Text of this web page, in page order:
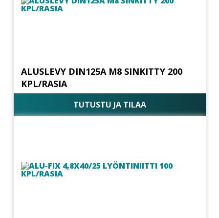
ALUSLEVY DIN125A M8 SINKITTY 200
KPL/RASIA
TUTUSTU JA TILAA